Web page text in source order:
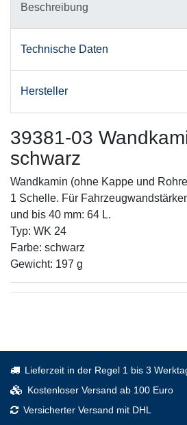
Beschreibung
Technische Daten
Hersteller
39381-03
schwarz
Wandkamin (ohne Kappe und
1 Schelle. Für
und bis 40 mm: 64 L.
Typ: WK 24
Farbe: schwarz
Gewicht: 197 g
Lieferzeit in der Regel 1 bis 3
Kostenloser Versand ab 100 Euro
Versicherter Versand mit DHL